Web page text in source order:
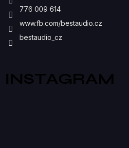
776 009 614
www.fb.com/bestaudio.cz
bestaudio_cz
INSTAGRAM